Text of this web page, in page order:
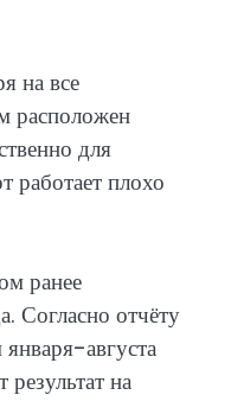
на все
расположен
для
работает плохо
ранее
Согласно отчёту
августа
на